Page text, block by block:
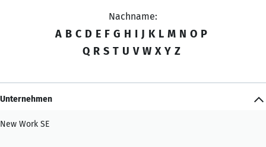
Nachname:
A B C D E F G H I J K L M N O P
Q R S T U V W X Y Z
Unternehmen
New Work SE